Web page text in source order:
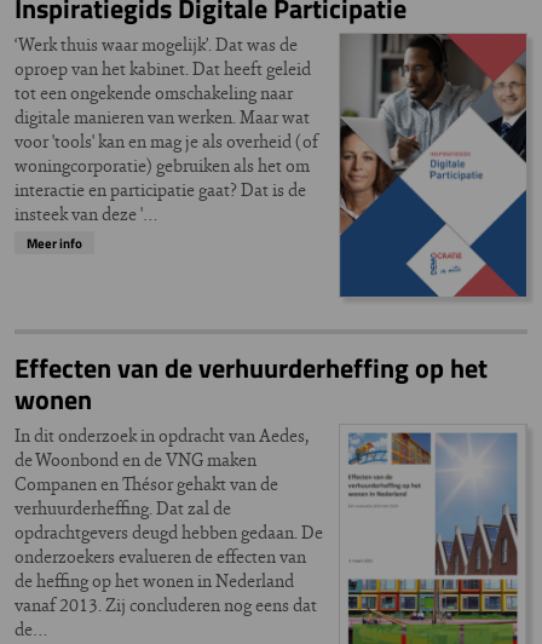
Inspiratiegids Digitale Participatie
‘Werk thuis waar mogelijk’. Dat was de
oproep van het kabinet. Dat heeft geleid
tot een ongekende omschakeling naar
digitale manieren van werken. Maar wat
voor 'tools' kan en mag je als overheid (of
woningcorporatie) gebruiken als het om
interactie en participatie gaat? Dat is de
insteek van deze '…
Meer info
Effecten van de verhuurderheffing op het
wonen
In dit onderzoek in opdracht van Aedes,
de Woonbond en de VNG maken
Companen en Thésor gehakt van de
verhuurderheffing. Dat zal de
opdrachtgevers deugd hebben gedaan. De
onderzoekers evalueren de effecten van
de heffing op het wonen in Nederland
vanaf 2013. Zij concluderen nog eens dat
de…